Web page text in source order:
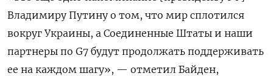
Владимиру Путину о том, что мир сплотился
вокруг Украины, а Соединенные Штаты и наши
партнеры по G7 будут продолжать поддерживать
ее на каждом шагу», — отметил Байден,